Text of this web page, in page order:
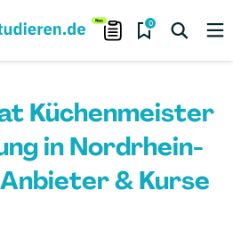
0
Küchenmeister
in Nordrhein-
& Kurse